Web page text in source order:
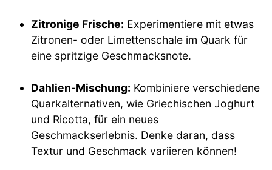
Zitronige Frische: Experimentiere mit etwas
Zitronen- oder Limettenschale im Quark für
eine spritzige Geschmacksnote.
Dahlien-Mischung: Kombiniere verschiedene
Quarkalternativen, wie Griechischen Joghurt
und Ricotta, für ein neues
Geschmackserlebnis. Denke daran, dass
Textur und Geschmack variieren können!